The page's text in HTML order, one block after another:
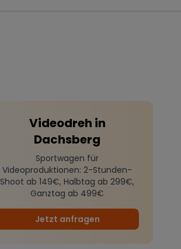
Videodreh in
Dachsberg
Sportwagen für
Videoproduktionen: 2-Stunden-
Shoot ab 149€, Halbtag ab 299€,
Ganztag ab 499€
Jetzt anfragen